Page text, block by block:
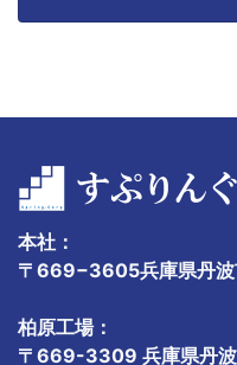
本社：
〒669−3605兵庫県丹
柏原工場：
〒669-3309 兵庫県丹